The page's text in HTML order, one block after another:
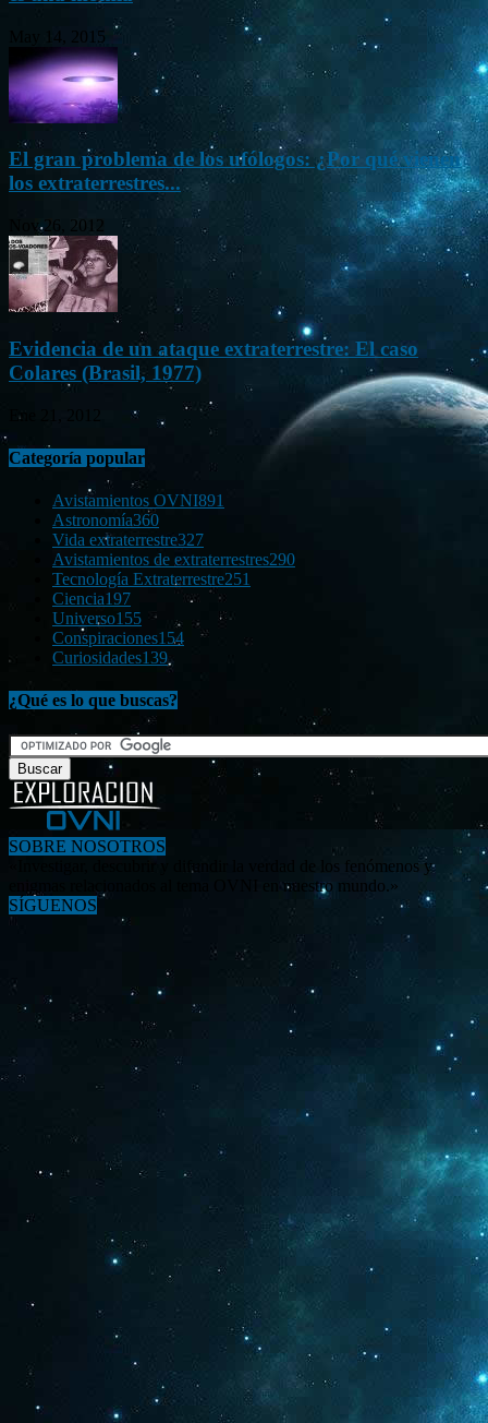
May 14, 2015
El gran problema de los ufólogos: ¿Por qué vienen
los extraterrestres...
Nov 26, 2012
Evidencia de un ataque extraterrestre: El caso
Colares (Brasil, 1977)
Ene 21, 2012
Categoría popular
Avistamientos OVNI891
Astronomía360
Vida extraterrestre327
Avistamientos de extraterrestres290
Tecnología Extraterrestre251
Ciencia197
Universo155
Conspiraciones154
Curiosidades139
¿Qué es lo que buscas?
SOBRE NOSOTROS
«Investigar, descubrir y difundir la verdad de los fenómenos y
enigmas relacionados al tema OVNI en nuestro mundo.»
SÍGUENOS